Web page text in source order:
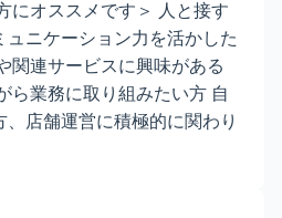
にオススメです＞ 人と接す
ュニケーション力を活かした
関連サービスに興味がある
ら業務に取り組みたい方 自
、店舗運営に積極的に関わり